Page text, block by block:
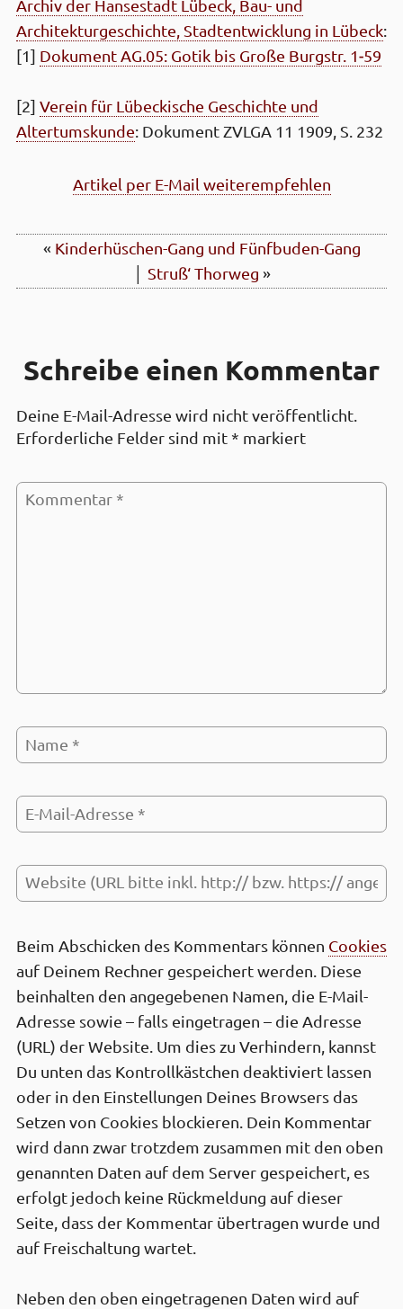
Archiv der Hanse­stadt Lübeck, Bau- und
Architektur­geschichte, Stadt­entwicklung in Lübeck:
[1] Dokument AG.05: Gotik bis Große Burgstr. 1‑59
[2] Verein für Lübeckische Geschichte und
Altertums­kunde: Dokument ZVLGA 11 1909, S. 232
Artikel per E-Mail weiterempfehlen
« Kinder­hüschen-Gang und Fünf­buden-Gang
Struß‘ Thor­weg »
Schreibe einen Kommentar
Deine E-Mail-Adresse wird nicht veröffentlicht.
Erforderliche Felder sind mit* markiert
Beim Abschicken des Kommen­tars können Cookies
auf Deinem Rechner gespeichert werden. Diese
be­inhalten den ange­gebenen Namen, die E-Mail-
Adresse sowie – falls einge­tragen – die Adresse
(URL) der Web­site. Um dies zu Ver­hindern, kannst
Du unten das Kontrollkästchen deaktiviert lassen
oder in den Einstel­lungen Deines Browsers das
Setzen von Cookies block­ieren. Dein Kommen­tar
wird dann zwar trotz­dem zusam­men mit den oben
genan­nten Daten auf dem Server gespei­chert, es
erfolgt jedoch keine Rück­meldung auf dieser
Seite, dass der Kommen­tar über­tragen wurde und
auf Frei­schaltung wartet.
Neben den oben einge­tragenen Daten wird auf